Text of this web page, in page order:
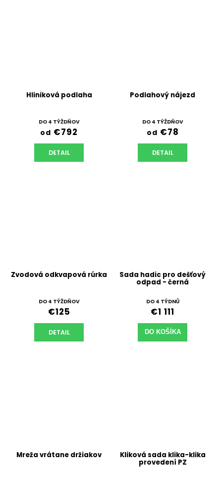
Hliniková podlaha
DO 4 TÝŽDŇOV
od €792
DETAIL
Podlahový nájezd
DO 4 TÝŽDŇOV
od €78
DETAIL
Zvodová odkvapová rúrka
DO 4 TÝŽDŇOV
€125
DETAIL
Sada hadic pro dešťový
odpad - černá
DO 4 TÝDNŮ
€1 111
DO KOŠÍKA
Mreža vrátane držiakov Kliková sada klika-klika
provedení PZ